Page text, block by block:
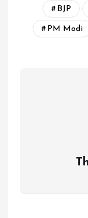
BJP
PM Modi